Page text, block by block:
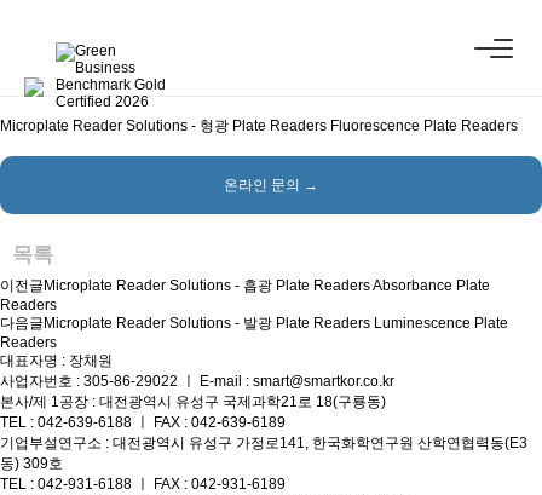
페이지 정보
댓글 0건
본문
Microplate Reader Solutions - 형광 Plate Readers Fluorescence Plate Readers
온라인 문의 →
목록
이전글 Microplate Reader Solutions - 흡광 Plate Readers Absorbance Plate
Readers
다음글 Microplate Reader Solutions - 발광 Plate Readers Luminescence Plate
Readers
대표자명 : 장채원
사업자번호 : 305-86-29022 ㅣ E-mail : smart@smartkor.co.kr
본사/제 1공장 : 대전광역시 유성구 국제과학21로 18(구룡동)
TEL : 042-639-6188 ㅣ FAX : 042-639-6189
기업부설연구소 : 대전광역시 유성구 가정로141, 한국화학연구원 산학연협력동(E3
동) 309호
TEL : 042-931-6188 ㅣ FAX : 042-931-6189